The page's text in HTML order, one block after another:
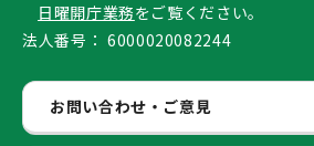
日曜開庁業務をご覧ください。
法人番号： 6000020082244
お問い合わせ・ご意見